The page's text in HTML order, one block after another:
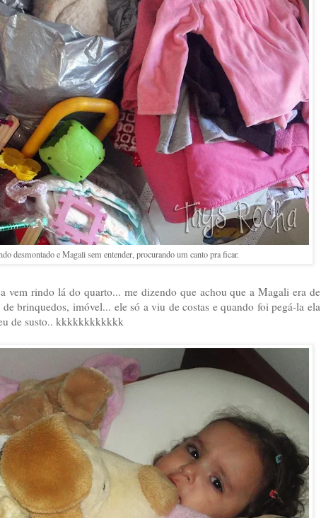
desmontado e Magali sem entender, procurando um canto pra ficar.
vem rindo lá do quarto... me dizendo que achou que a Magali era de
brinquedos, imóvel... ele só a viu de costas e quando foi pegá-la ela
de susto.. kkkkkkkkkkkk